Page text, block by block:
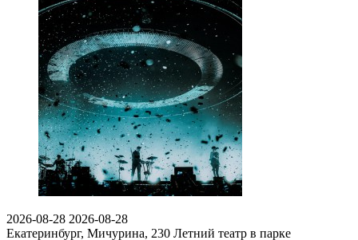
2026-08-28 2026-08-28
Екатеринбург, Мичурина, 230 Летний театр в парке